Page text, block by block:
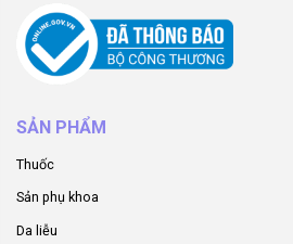
SẢN PHẨM
Thuốc
Sản phụ khoa
Da liễu